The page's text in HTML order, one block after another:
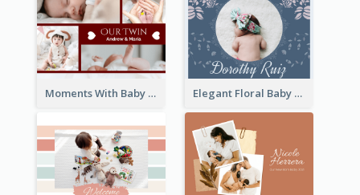
Moments With Baby Photo Book Elegant Floral Baby Photo Book